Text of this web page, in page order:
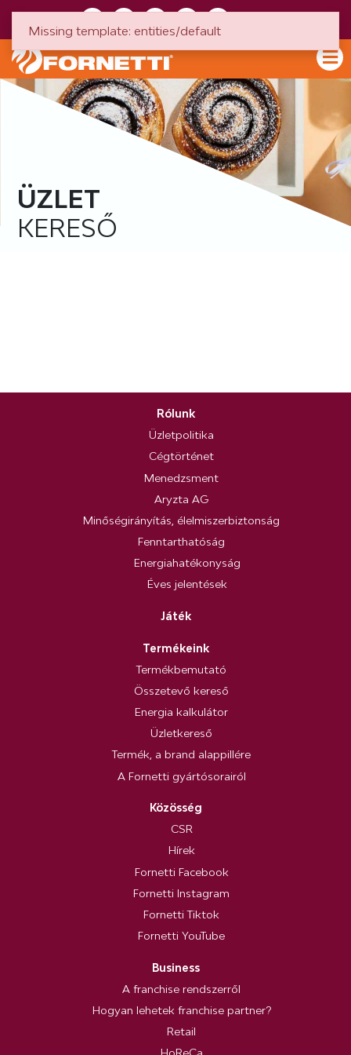
ÜZLET
KERESŐ
Rólunk
Üzletpolitika
Cégtörténet
Menedzsment
Aryzta AG
Minőségirányítás, élelmiszerbiztonság
Fenntarthatóság
Energiahatékonyság
Éves jelentések
Játék
Termékeink
Termékbemutató
Összetevő kereső
Energia kalkulátor
Üzletkereső
Termék, a brand alappillére
A Fornetti gyártósorairól
Közösség
CSR
Hírek
Fornetti Facebook
Fornetti Instagram
Fornetti Tiktok
Fornetti YouTube
Business
A franchise rendszerről
Hogyan lehetek franchise partner?
Retail
Missing template: entities/default